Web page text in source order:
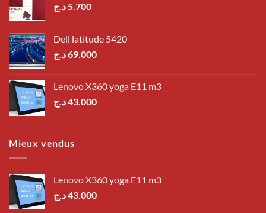
5.700د.ج
Dell latitude 5420
69.000د.ج
Lenovo X360 yoga E11 m3
43.000د.ج
Mieux vendus
Lenovo X360 yoga E11 m3
43.000د.ج